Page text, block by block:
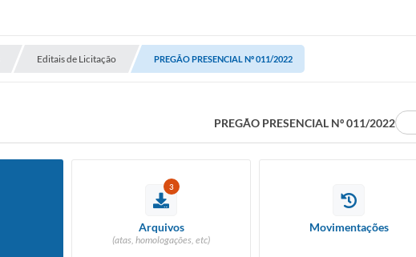
Editais de Licitação PREGÃO PRESENCIAL Nº 011/2022
PREGÃO PRESENCIAL Nº 011/2022
3
Arquivos
(atas, homologações, etc)
Movimentações